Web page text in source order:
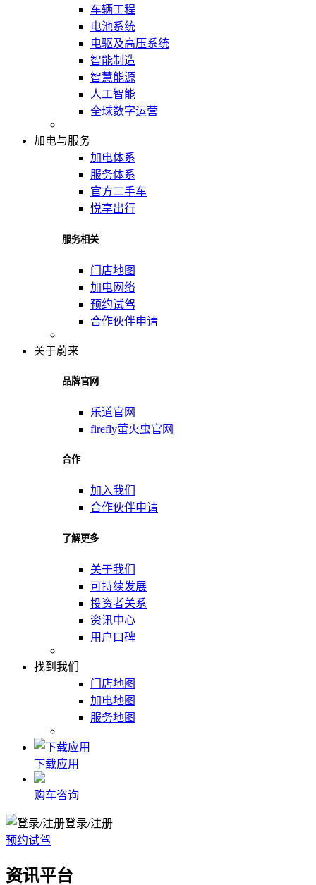
车辆工程
电池系统
电驱及高压系统
智能制造
智慧能源
人工智能
全球数字运营
加电与服务
加电体系
服务体系
官方二手车
悦享出行
服务相关
门店地图
加电网络
预约试驾
合作伙伴申请
关于蔚来
品牌官网
乐道官网
firefly萤火虫官网
合作
加入我们
合作伙伴申请
了解更多
关于我们
可持续发展
投资者关系
资讯中心
用户口碑
找到我们
门店地图
加电地图
服务地图
下载应用
购车咨询
登录/注册
预约试驾
资讯平台